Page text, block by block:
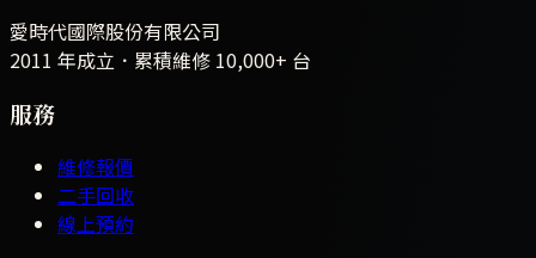
愛時代國際股份有限公司
2011 年成立．累積維修 10,000+ 台
服務
維修報價
二手回收
線上預約